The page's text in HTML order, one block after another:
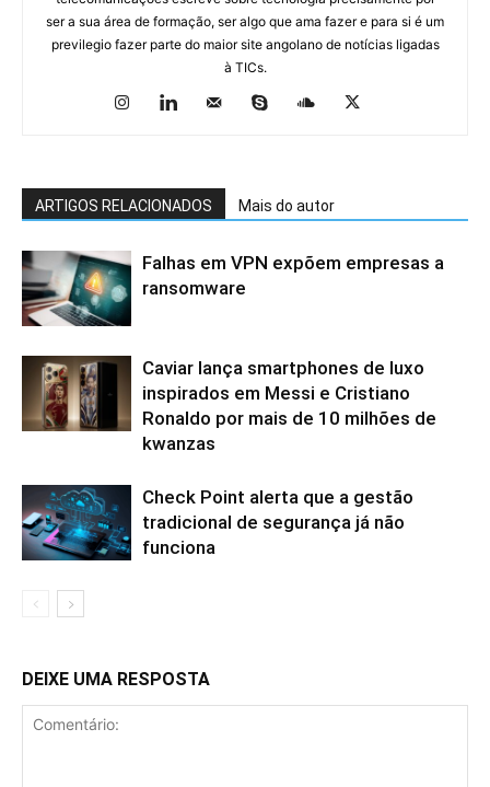
ser a sua área de formação, ser algo que ama fazer e para si é um
previlegio fazer parte do maior site angolano de notícias ligadas
à TICs.
ARTIGOS RELACIONADOS Mais do autor
Falhas em VPN expõem empresas a
ransomware
Caviar lança smartphones de luxo
inspirados em Messi e Cristiano
Ronaldo por mais de 10 milhões de
kwanzas
Check Point alerta que a gestão
tradicional de segurança já não
funciona
DEIXE UMA RESPOSTA